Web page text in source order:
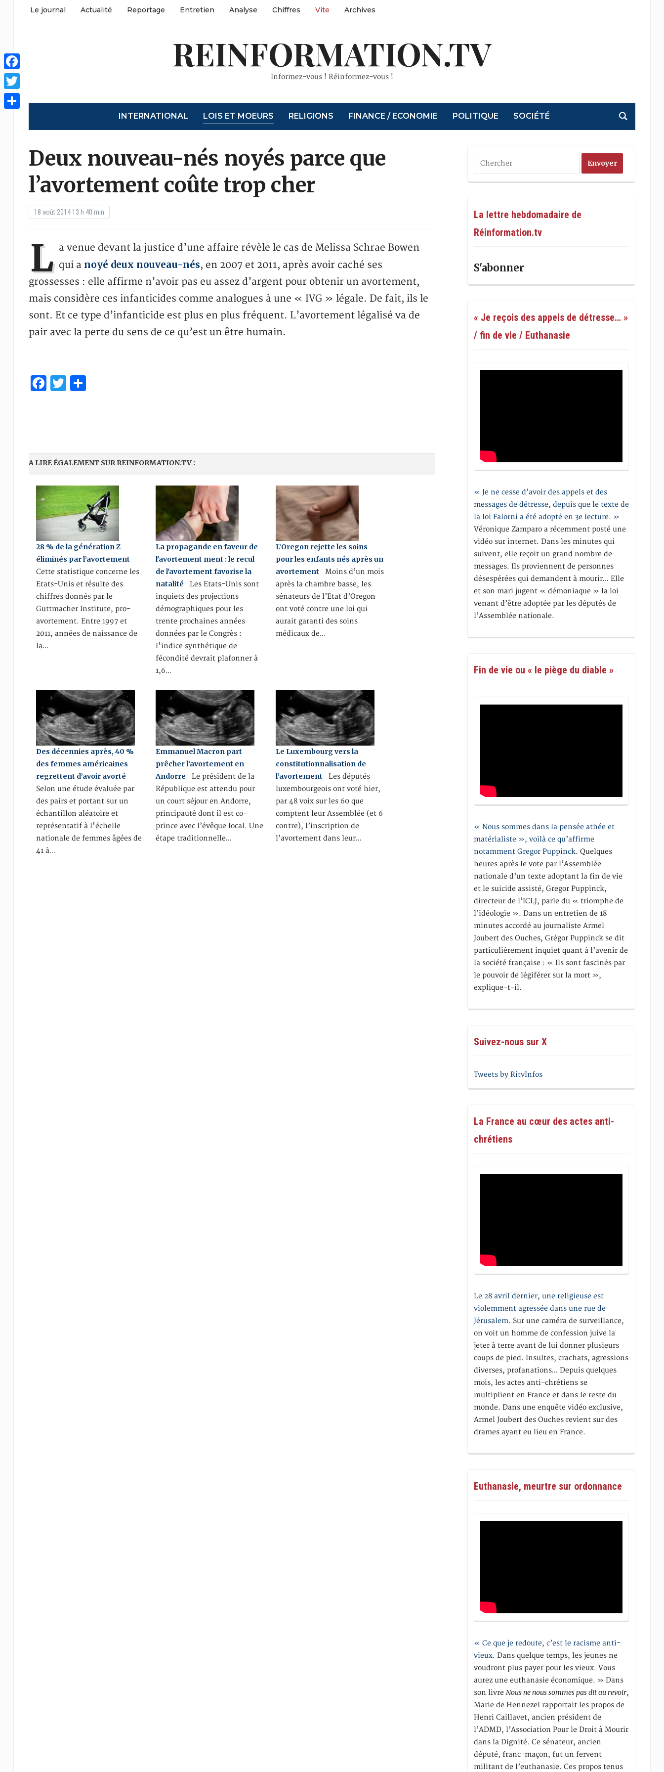
Le journal Actualité Reportage Entretien Analyse Chiffres Vite Archives
REINFORMATION.TV
Informez-vous ! Réinformez-vous !
INTERNATIONAL LOIS ET MOEURS RELIGIONS FINANCE / ECONOMIE POLITIQUE SOCIÉTÉ
Deux nouveau-nés noyés parce que
l’avortement coûte trop cher
18 août 2014 13 h 40 min
L a venue devant la justice d’une affaire révèle le cas de Melissa Schrae Bowen
qui a noyé deux nouveau-nés, en 2007 et 2011, après avoir caché ses
grossesses : elle affirme n’avoir pas eu assez d’argent pour obtenir un avortement,
mais considère ces infanticides comme analogues à une « IVG » légale. De fait, ils le
sont. Et ce type d’infanticide est plus en plus fréquent. L’avortement légalisé va de
pair avec la perte du sens de ce qu’est un être humain.
Facebook
Twitter
Partager
A LIRE ÉGALEMENT SUR REINFORMATION.TV :
28 % de la génération Z
éliminés par l’avortement
Cette statistique concerne les
Etats-Unis et résulte des
chiffres donnés par le
Guttmacher Institute, pro-
avortement. Entre 1997 et
2011, années de naissance de
la…
La propagande en faveur de
l'avortement ment : le recul
de l'avortement favorise la
natalité Les Etats-Unis sont
inquiets des projections
démographiques pour les
trente prochaines années
données par le Congrès :
l'indice synthétique de
fécondité devrait plafonner à
1,6…
L’Oregon rejette les soins
pour les enfants nés après un
avortement Moins d’un mois
après la chambre basse, les
sénateurs de l’Etat d’Oregon
ont voté contre une loi qui
aurait garanti des soins
médicaux de…
Des décennies après, 40 %
des femmes américaines
regrettent d’avoir avorté
Selon une étude évaluée par
des pairs et portant sur un
échantillon aléatoire et
représentatif à l'échelle
nationale de femmes âgées de
41 à…
Emmanuel Macron part
prêcher l’avortement en
Andorre Le président de la
République est attendu pour
un court séjour en Andorre,
principauté dont il est co-
prince avec l’évêque local. Une
étape traditionnelle…
Le Luxembourg vers la
constitutionnalisation de
l’avortement Les députés
luxembourgeois ont voté hier,
par 48 voix sur les 60 que
comptent leur Assemblée (et 6
contre), l’inscription de
l’avortement dans leur…
La lettre hebdomadaire de
Réinformation.tv
S'abonner
« Je reçois des appels de détresse… »
/ fin de vie / Euthanasie
« Je ne cesse d’avoir des appels et des
messages de détresse, depuis que le texte de
la loi Falorni a été adopté en 3e lecture. »
Véronique Zamparo a récemment posté une
vidéo sur internet. Dans les minutes qui
suivent, elle reçoit un grand nombre de
messages. Ils proviennent de personnes
désespérées qui demandent à mourir… Elle
et son mari jugent « démoniaque » la loi
venant d’être adoptée par les députés de
l’Assemblée nationale.
Fin de vie ou « le piège du diable »
« Nous sommes dans la pensée athée et
matérialiste », voilà ce qu’affirme
notamment Gregor Puppinck. Quelques
heures après le vote par l’Assemblée
nationale d’un texte adoptant la fin de vie
et le suicide assisté, Gregor Puppinck,
directeur de l’ICLJ, parle du « triomphe de
l’idéologie ». Dans un entretien de 18
minutes accordé au journaliste Armel
Joubert des Ouches, Grégor Puppinck se dit
particulièrement inquiet quant à l’avenir de
la société française : « Ils sont fascinés par
le pouvoir de légiférer sur la mort »,
explique-t-il.
Suivez-nous sur X
Tweets by RitvInfos
La France au cœur des actes anti-
chrétiens
Le 28 avril dernier, une religieuse est
violemment agressée dans une rue de
Jérusalem. Sur une caméra de surveillance,
on voit un homme de confession juive la
jeter à terre avant de lui donner plusieurs
coups de pied. Insultes, crachats, agressions
diverses, profanations… Depuis quelques
mois, les actes anti-chrétiens se
multiplient en France et dans le reste du
monde. Dans une enquête vidéo exclusive,
Armel Joubert des Ouches revient sur des
drames ayant eu lieu en France.
Euthanasie, meurtre sur ordonnance
« Ce que je redoute, c’est le racisme anti-
vieux. Dans quelque temps, les jeunes ne
voudront plus payer pour les vieux. Vous
aurez une euthanasie économique. » Dans
son livreNous ne nous sommes pas dit au revoir,
Marie de Hennezel rapportait les propos de
Henri Caillavet, ancien président de
l’ADMD, l’Association Pour le Droit à Mourir
dans la Dignité. Ce sénateur, ancien
député, franc-maçon, fut un fervent
militant de l’euthanasie. Ces propos tenus
Facebook
Twitter